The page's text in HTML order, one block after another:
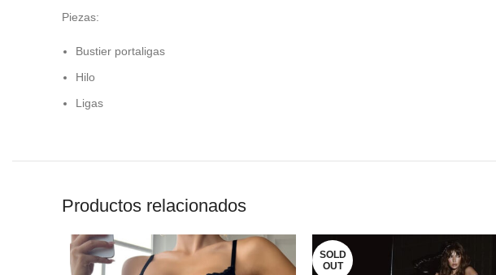
Piezas:
Bustier portaligas
Hilo
Ligas
Productos relacionados
SOLD
OUT